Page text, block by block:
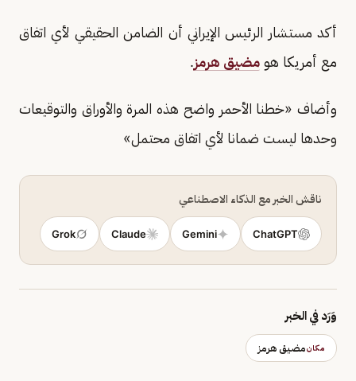
أكد مستشار الرئيس الإيراني أن الضامن الحقيقي لأي اتفاق
مع أمريكا هو مضيق هرمز.
وأضاف «خطنا الأحمر واضح هذه المرة والأوراق والتوقيعات
وحدها ليست ضمانا لأي اتفاق محتمل»
ناقش الخبر مع الذكاء الاصطناعي
ChatGPT
Gemini
Claude
Grok
وَرَد في الخبر
مكانمضيق هرمز